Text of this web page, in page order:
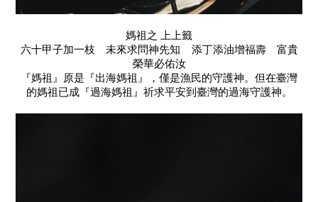
媽祖之 上上籤
六十甲子加一枝 未來求問神先知 添丁添油增福壽 富貴
榮華必佑汝
『媽祖』原是『出海媽祖』，僅是漁民的守護神。但在臺灣
的媽祖已成『過海媽祖』祈求平安到臺灣的過海守護神。